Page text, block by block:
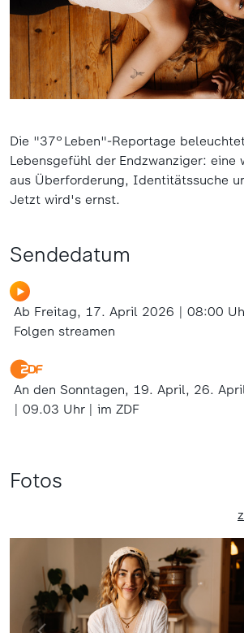
Die "37°Leben"-Reportage
Lebensgefühl der Endzwanziger: eine
aus Überforderung, Identitätssuche
Jetzt wird's ernst.
Sendedatum
Ab Freitag, 17. April 2026 | 08:00
Folgen streamen
An den Sonntagen, 19. April, 26.
| 09.03 Uhr | im ZDF
Fotos